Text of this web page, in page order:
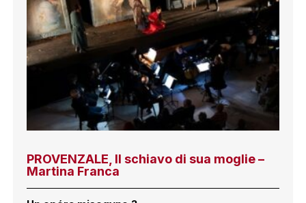
PROVENZALE, Il schiavo di sua moglie –
Martina Franca